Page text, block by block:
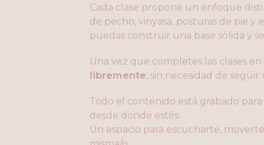
Cada clase propone un enfoque
de pecho, vinyasa, posturas de pie
puedas construir una base sólida y
Una vez que completes las clases
libremente, sin necesidad de
Todo el contenido está grabado
desde donde estés.
Un espacio para escucharte,